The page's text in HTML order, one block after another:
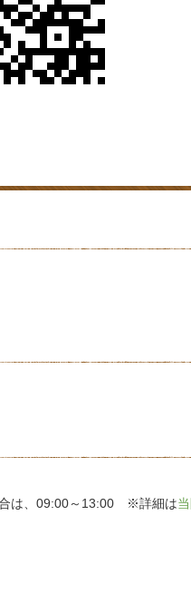
は、09:00～13:00 ※詳細は